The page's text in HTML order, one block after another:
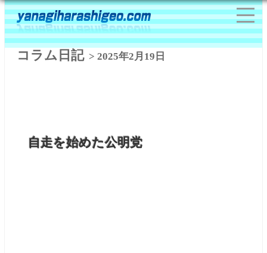
コラム日記> 2025年2月19日
自走を始めた公明党